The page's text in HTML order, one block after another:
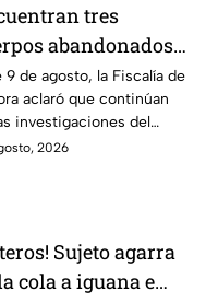
tres
abandonados
Sonora;
apunta a crimen
9 de agosto, la Fiscalía de
aclaró que continúan
investigaciones del
de tres cuerpos
2026
Sujeto agarra
cola a iguana e